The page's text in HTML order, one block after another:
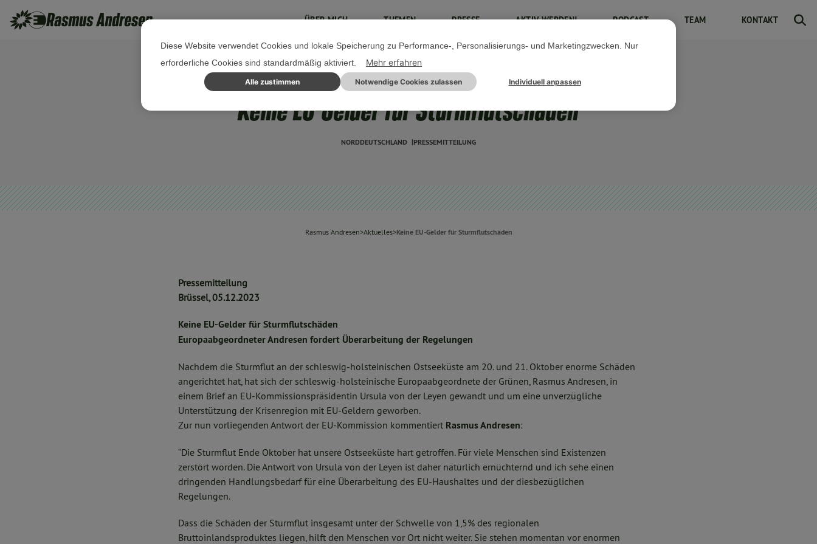
ÜBER MICH THEMEN PRESSE AKTIV WERDEN! PODCAST TEAM KONTAKT
05. DEZEMBER 2023
Keine EU-Gelder für Sturmflutschäden
NORDDEUTSCHLAND PRESSEMITTEILUNG
Rasmus Andresen>Aktuelles>Keine EU-Gelder für Sturmflutschäden
Pressemitteilung
Brüssel, 05.12.2023
Keine EU-Gelder für Sturmflutschäden
Europaabgeordneter Andresen fordert Überarbeitung der Regelungen
Nachdem die Sturmflut an der schleswig-holsteinischen Ostseeküste am 20. und 21. Oktober enorme Schäden
angerichtet hat, hat sich der schleswig-holsteinische Europaabgeordnete der Grünen, Rasmus Andresen, in
einem Brief an EU-Kommissionspräsidentin Ursula von der Leyen gewandt und um eine unverzügliche
Unterstützung der Krisenregion mit EU-Geldern geworben.
Zur nun vorliegenden Antwort der EU-Kommission kommentiert Rasmus Andresen:
“Die Sturmflut Ende Oktober hat unsere Ostseeküste hart getroffen. Für viele Menschen sind Existenzen
zerstört worden. Die Antwort von Ursula von der Leyen ist daher natürlich ernüchternd und ich sehe einen
dringenden Handlungsbedarf für eine Überarbeitung des EU-Haushaltes und der diesbezüglichen
Regelungen.
Dass die Schäden der Sturmflut insgesamt unter der Schwelle von 1,5% des regionalen
Bruttoinlandsproduktes liegen, hilft den Menschen vor Ort nicht weiter. Sie stehen momentan vor enormen
Diese Website verwendet Cookies und lokale Speicherung zu Performance-, Personalisierungs- und Marketingzwecken. Nur
erforderliche Cookies sind standardmäßig aktiviert.
Mehr erfahren
Alle zustimmen Notwendige Cookies zulassen Individuell anpassen